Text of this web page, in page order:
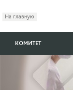
На главную
КОМИТЕТ